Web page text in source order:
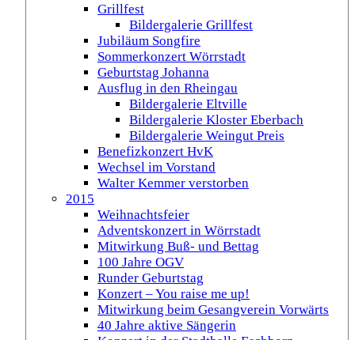
Grillfest
Bildergalerie Grillfest
Jubiläum Songfire
Sommerkonzert Wörrstadt
Geburtstag Johanna
Ausflug in den Rheingau
Bildergalerie Eltville
Bildergalerie Kloster Eberbach
Bildergalerie Weingut Preis
Benefizkonzert HvK
Wechsel im Vorstand
Walter Kemmer verstorben
2015
Weihnachtsfeier
Adventskonzert in Wörrstadt
Mitwirkung Buß- und Bettag
100 Jahre OGV
Runder Geburtstag
Konzert – You raise me up!
Mitwirkung beim Gesangverein Vorwärts
40 Jahre aktive Sängerin